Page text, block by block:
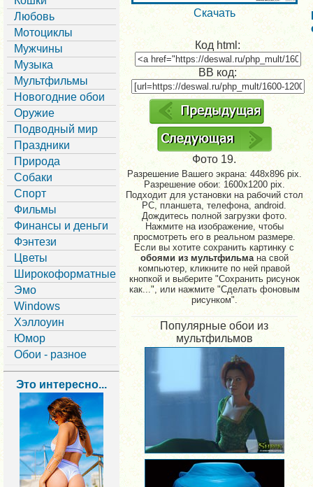
Любовь
Мотоциклы
Мужчины
Музыка
Мультфильмы
Новогодние обои
Оружие
Подводный мир
Праздники
Природа
Собаки
Спорт
Фильмы
Финансы и деньги
Фэнтези
Цветы
Широкоформатные
Эмо
Windows
Хэллоуин
Юмор
Обои - разное
Это интересно...
Скачать
Код html:
BB код:
Фото 19.
Разрешение Вашего экрана: 448x896 pix.
Разрешение обои: 1600x1200 pix.
Подходит для установки на рабочий стол
PC, планшета, телефона, android.
Дождитесь полной загрузки фото.
Нажмите на изображение, чтобы
просмотреть его в реальном размере.
Если вы хотите сохранить картинку с
обоями из мультфильмана свой
компьютер, кликните по ней правой
кнопкой и выберите "Сохранить рисунок
как...", или нажмите "Сделать фоновым
рисунком".
Популярные обои из
мультфильмов